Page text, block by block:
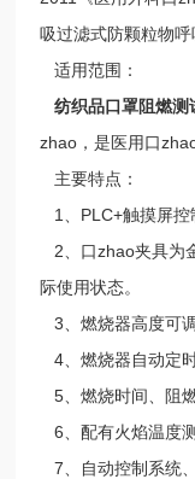
吸过滤式防颗粒物
适用范围：
纺织品口罩阻燃
zhao，是医用口
主要特点：
1、PLC+触摸屏控
2、口zhao夹具为
际使用状态。
3、燃烧器高度可调
4、燃烧器自动定时
5、燃烧时间、阻
6、配有火焰温度
7、自动控制系统